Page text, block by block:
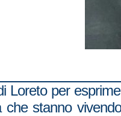
Loreto per
che stanno